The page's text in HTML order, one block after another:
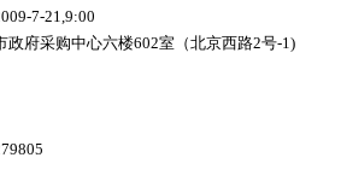
7-21,9:00
政府采购中心六楼602室（北京西路2号-1)